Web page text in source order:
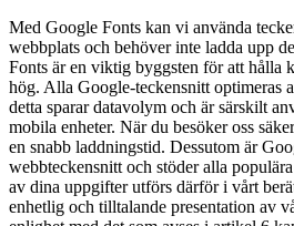
Med Google Fonts kan vi använda
webbplats och behöver inte ladda upp
Fonts är en viktig byggsten för att hålla
hög. Alla Google-teckensnitt optimeras
detta sparar datavolym och är särskilt
mobila enheter. När du besöker oss
en snabb laddningstid. Dessutom är
webbteckensnitt och stöder alla
av dina uppgifter utförs därför i vårt
enhetlig och tilltalande presentation av